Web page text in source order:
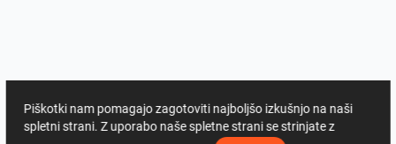
Piškotki nam pomagajo zagotoviti najboljšo izkušnjo na naši
spletni strani. Z uporabo naše spletne strani se strinjate z